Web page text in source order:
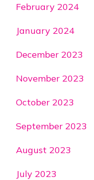
February 2024
January 2024
December 2023
November 2023
October 2023
September 2023
August 2023
July 2023